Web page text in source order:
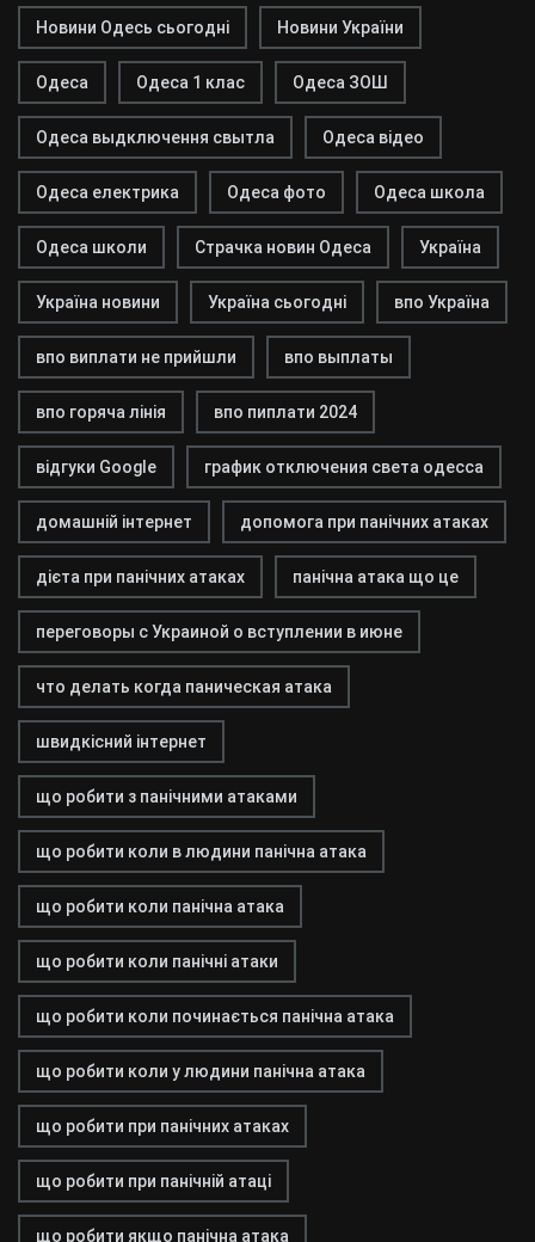
Новини Одесь сьогодні Новини України
Одеса Одеса 1 клас Одеса ЗОШ
Одеса выдключення свытла Одеса відео
Одеса електрика Одеса фото Одеса школа
Одеса школи Страчка новин Одеса Україна
Україна новини Україна сьогодні впо Україна
впо виплати не прийшли впо выплаты
впо горяча лінія впо пиплати 2024
відгуки Google график отключения света одесса
домашній інтернет допомога при панічних атаках
дієта при панічних атаках панічна атака що це
переговоры с Украиной о вступлении в июне
что делать когда паническая атака
швидкісний інтернет
що робити з панічними атаками
що робити коли в людини панічна атака
що робити коли панічна атака
що робити коли панічні атаки
що робити коли починається панічна атака
що робити коли у людини панічна атака
що робити при панічних атаках
що робити при панічній атаці
що робити якщо панічна атака